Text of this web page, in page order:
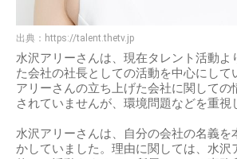
出典： https://talent.thetv.jp
水沢アリーさんは、現在タレント活動よ
た会社の社長としての活動を中心にして
アリーさんの立ち上げた会社に関しての
されていませんが、環境問題などを重視
水沢アリーさんは、自分の会社の名義を
かしていました。理由に関しては、水沢